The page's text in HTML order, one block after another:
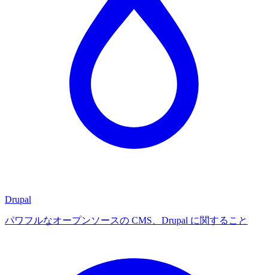
Drupal
パワフルなオープンソースの CMS、Drupal に関すること